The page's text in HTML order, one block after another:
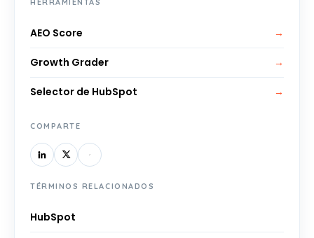
AEO Score →
Growth Grader →
Selector de HubSpot →
COMPARTE
TÉRMINOS RELACIONADOS
HubSpot